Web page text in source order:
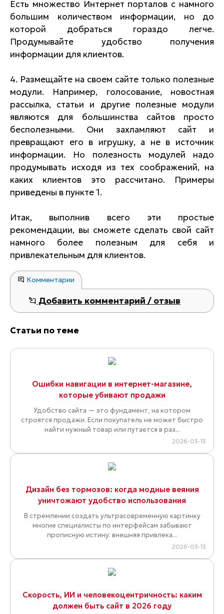
Есть множество Интернет порталов с намного
большим количеством информации, но до
которой добраться гораздо легче.
Продумывайте удобство получения
информации для клиентов.
4. Размещайте на своем сайте только полезные
модули. Например, голосование, новостная
рассылка, статьи и другие полезные модули
являются для большинства сайтов просто
бесполезными. Они захламляют сайт и
превращают его в игрушку, а не в источник
информации. Но полезность модулей надо
продумывать исходя из тех соображений, на
каких клиентов это рассчитано. Примеры
приведены в пункте 1.
Итак, выполнив всего эти простые
рекомендации, вы сможете сделать свой сайт
намного более полезным для себя и
привлекательным для клиентов.
Комментарии
Добавить комментарий / отзыв
Статьи по теме
Ошибки навигации в интернет-магазине,
которые убивают продажи
Удобство сайта — это фундамент, на котором
строятся продажи. Если покупатель не может быстро
найти нужный товар или путается в раз...
2026-03-13
Дизайн без тормозов: когда модные веяния
уничтожают удобство использования
В стремлении создать ультрасовременную картинку
многие специалисты по интерфейсам забывают
прописную истину: внешняя привлека...
2026-03-13
Скорость, ИИ и человекоцентричность: каким
должен быть сайт в 2026 году